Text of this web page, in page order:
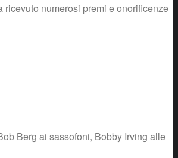
numerosi premi e onorificenze
Berg ai sassofoni, Bobby Irving alle